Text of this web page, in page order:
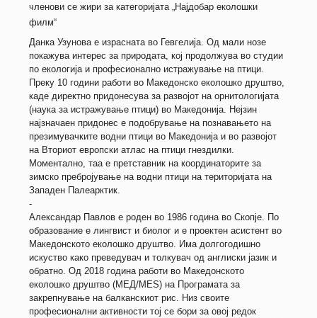
членови сежири за категоријата „Најдобар еколошки
филм“
Данка Узунова е израсната во Гевгелија. Од мали нозе
покажува интерес за природата, кој продолжува во студии
по екологија и професионално истражување на птици.
Преку 10 години работи во Македонско еколошко друштво,
каде директно придонесува за развојот на орнитологијата
(наука за истражување птици) во Македонија. Нејзин
најзначаен придонес е подобрување на познавањето на
презимувачките водни птици во Македонија и во развојот
на Вториот европски атлас на птици гнездилки.
Моментално, таа е претставник на координаторите за
зимско пребројување на водни птици на територијата на
Западен Палеарктик.
-
Александар Павлов е роден во 1986 година во Скопје. По
образование е лингвист и биолог и е проектен асистент во
Македонското еколошко друштво. Има долгогодишно
искуство како преведувач и толкувач од англиски јазик и
обратно. Од 2018 година работи во Македонското
еколошко друштво (МЕД/MES) на Програмата за
закрепнување на балканскиот рис. Низ своите
професионални активности тој се бори за овој редок